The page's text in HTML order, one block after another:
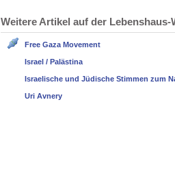
Weitere Artikel auf der
Free Gaza Movement
Israel / Palästina
Israelische und Jüdische Stimmen zum
Uri Avnery